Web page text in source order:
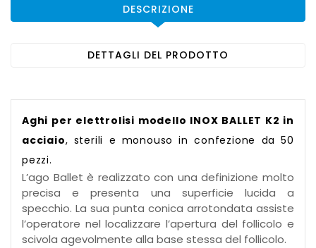
DESCRIZIONE
DETTAGLI DEL PRODOTTO
Aghi per elettrolisi modello INOX BALLET K2 in
acciaio, sterili e monouso in confezione da 50
pezzi.
L’ago Ballet è realizzato con una definizione molto
precisa e presenta una superficie lucida a
specchio. La sua punta conica arrotondata assiste
l’operatore nel localizzare l’apertura del follicolo e
scivola agevolmente alla base stessa del follicolo.